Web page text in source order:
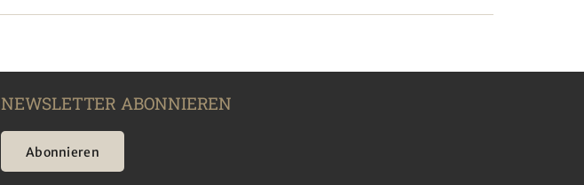
NEWSLETTER ABONNIEREN
Abonnieren